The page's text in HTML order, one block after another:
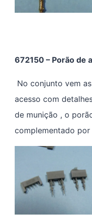
672150 – Porão de
No conjunto vem
acesso com
de munição , o
complementado